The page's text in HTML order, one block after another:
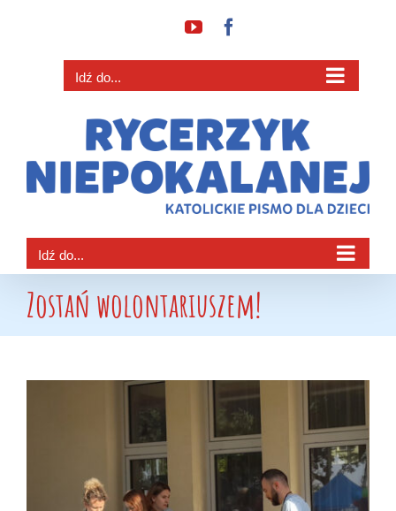
YouTube
Idź do...
Idź do...
Zostań wolontariuszem!